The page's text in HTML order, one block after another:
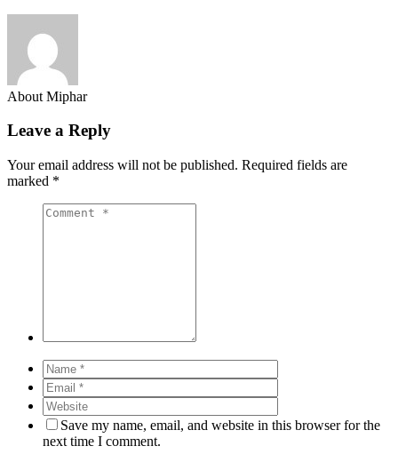
About Miphar
Leave a Reply
Your email address will not be published. Required fields are
marked *
Save my name, email, and website in this browser for the
next time I comment.